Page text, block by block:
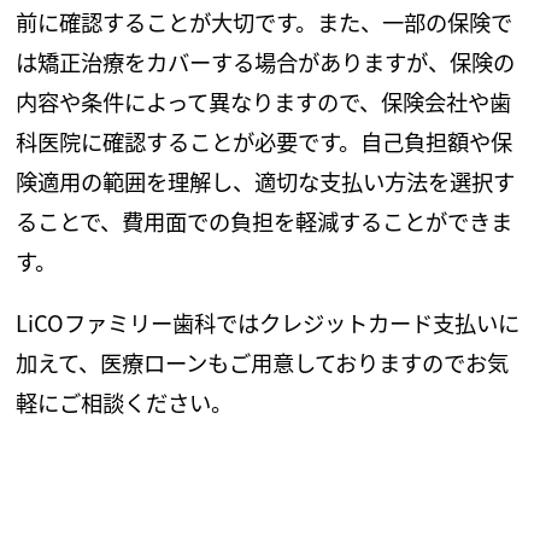
前に確認することが大切です。また、一部の保険で
は矯正治療をカバーする場合がありますが、保険の
内容や条件によって異なりますので、保険会社や歯
科医院に確認することが必要です。自己負担額や保
険適用の範囲を理解し、適切な支払い方法を選択す
ることで、費用面での負担を軽減することができま
す。
LiCOファミリー歯科ではクレジットカード支払いに
加えて、医療ローンもご用意しておりますのでお気
軽にご相談ください。